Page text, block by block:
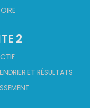
2
ET RÉSULTATS